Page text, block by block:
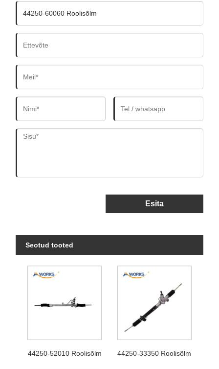
Esita
Seotud tooted
44250-52010 Roolisõlm 44250-33350 Roolisõlm